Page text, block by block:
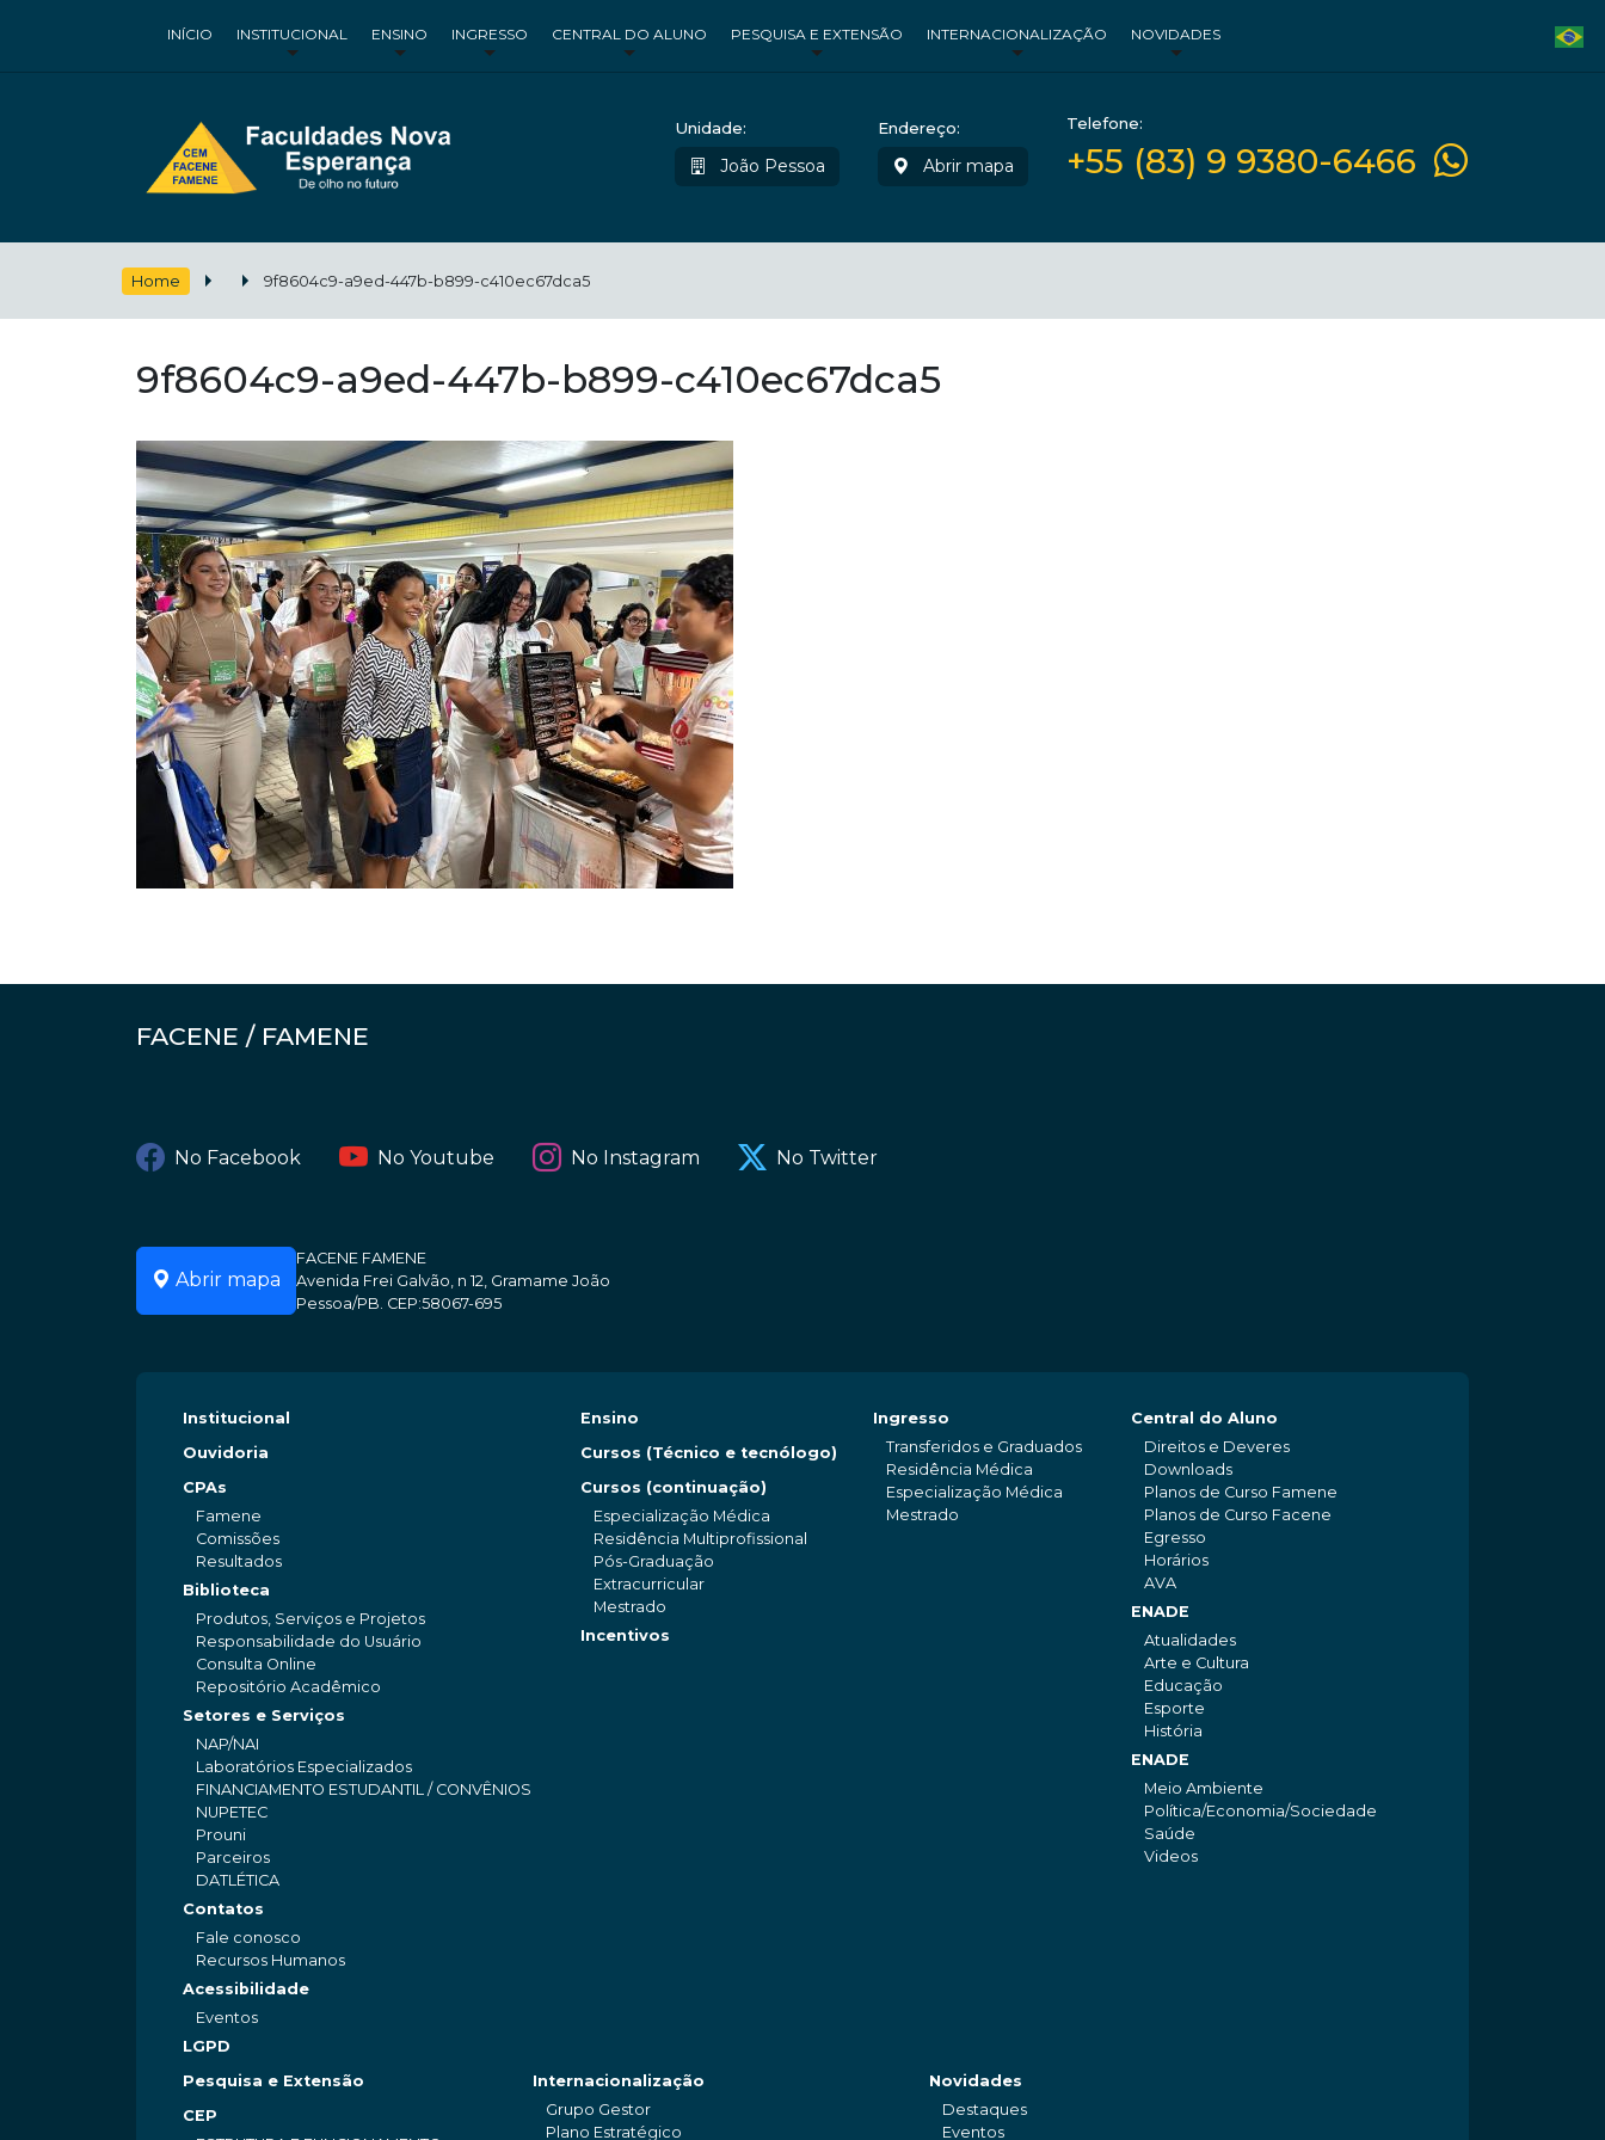
INÍCIO INSTITUCIONAL ENSINO INGRESSO CENTRAL DO ALUNO PESQUISA E EXTENSÃO INTERNACIONALIZAÇÃO NOVIDADES
Unidade:
João Pessoa
Endereço:
Abrir mapa
Telefone:
+55 (83) 9 9380-6466
Home 9f8604c9-a9ed-447b-b899-c410ec67dca5
9f8604c9-a9ed-447b-b899-c410ec67dca5
FACENE / FAMENE
No Facebook No Youtube No Instagram No Twitter
Abrir mapa
FACENE FAMENE
Avenida Frei Galvão, n 12, Gramame João
Pessoa/PB. CEP:58067-695
Institucional
Ouvidoria
CPAs
Famene
Comissões
Resultados
Biblioteca
Produtos, Serviços e Projetos
Responsabilidade do Usuário
Consulta Online
Repositório Acadêmico
Setores e Serviços
NAP/NAI
Laboratórios Especializados
FINANCIAMENTO ESTUDANTIL / CONVÊNIOS
NUPETEC
Prouni
Parceiros
DATLÉTICA
Contatos
Fale conosco
Recursos Humanos
Acessibilidade
Eventos
LGPD
Ensino
Cursos (Técnico e tecnólogo)
Cursos (continuação)
Especialização Médica
Residência Multiprofissional
Pós-Graduação
Extracurricular
Mestrado
Incentivos
Ingresso
Transferidos e Graduados
Residência Médica
Especialização Médica
Mestrado
Central do Aluno
Direitos e Deveres
Downloads
Planos de Curso Famene
Planos de Curso Facene
Egresso
Horários
AVA
ENADE
Atualidades
Arte e Cultura
Educação
Esporte
História
ENADE
Meio Ambiente
Política/Economia/Sociedade
Saúde
Videos
Pesquisa e Extensão
CEP
Internacionalização
Grupo Gestor
Plano Estratégico
Novidades
Destaques
Eventos